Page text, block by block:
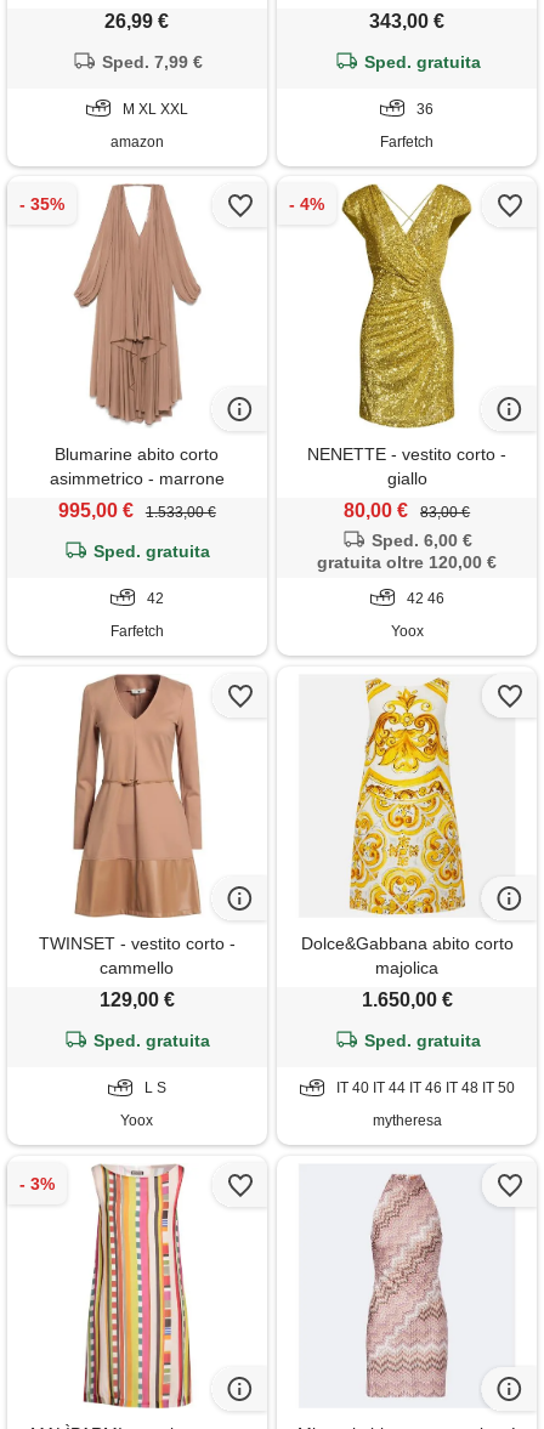
vestito estivo per mare donna
abiti da mamma della sposa
abiti lunghi donna curvy estivi
eleganti donna estivo my
orders
26,99 €
Sped. 7,99 €
M XL XXL
amazon
343,00 €
Sped. gratuita
36
Farfetch
Blumarine abito corto
asimmetrico - marrone
995,00 € 1.533,00 €
Sped. gratuita
42
Farfetch
NENETTE - vestito corto -
giallo
80,00 € 83,00 €
Sped. 6,00 €
gratuita oltre 120,00 €
42 46
Yoox
TWINSET - vestito corto -
cammello
129,00 €
Sped. gratuita
L S
Yoox
Dolce&Gabbana abito corto
majolica
1.650,00 €
Sped. gratuita
IT 40 IT 44 IT 46 IT 48 IT 50
mytheresa